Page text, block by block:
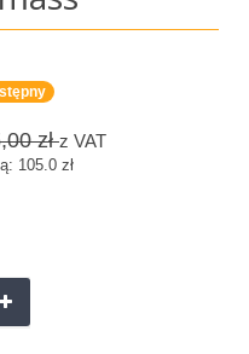
zł z VAT
105.0 zł